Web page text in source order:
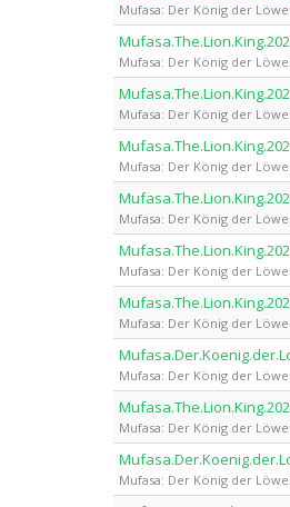
Mufasa: Der König der
Mufasa: Der König der
Mufasa: Der König der
Mufasa: Der König der
Mufasa: Der König der
Mufasa: Der König der
Mufasa: Der König der
Mufasa: Der König der
Mufasa: Der König der
Mufasa: Der König der